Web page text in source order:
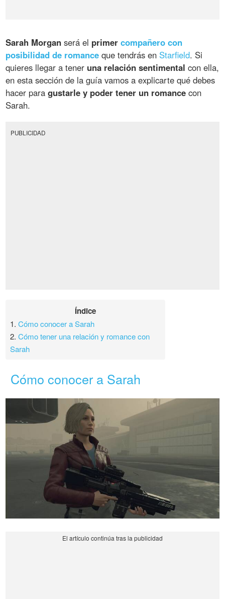
Sarah Morgan será el primercompañero con
posibilidad de romance que tendrás en Starfield. Si
quieres llegar a tener una relación sentimental con ella,
en esta sección de la guía vamos a explicarte qué debes
hacer paragustarle y poder tener un romance con
Sarah.
PUBLICIDAD
Índice
1.Cómo conocer a Sarah
2.Cómo tener una relación y romance con
Sarah
Cómo conocer a Sarah